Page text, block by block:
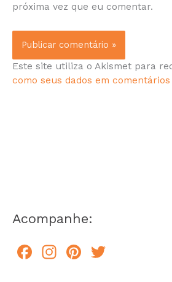
próxima vez que eu comentar.
Este site utiliza o Akismet para
como seus dados em
Acompanhe:
F
In
Pi